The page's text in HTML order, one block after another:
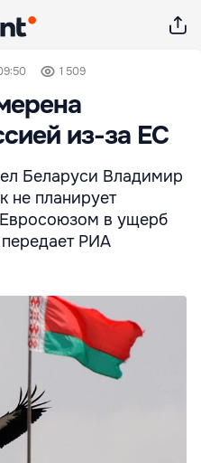
1 509
из-за ЕС
Беларуси Владимир
не планирует
в ущерб
РИА